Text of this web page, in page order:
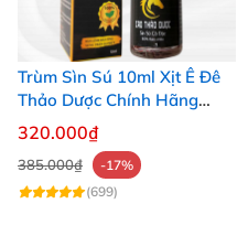
Trùm Sìn Sú 10ml Xịt Ê Đê
Thảo Dược Chính Hãng
Tăng Cường Bền Bỉ
320.000₫
385.000₫
-17%
(699)